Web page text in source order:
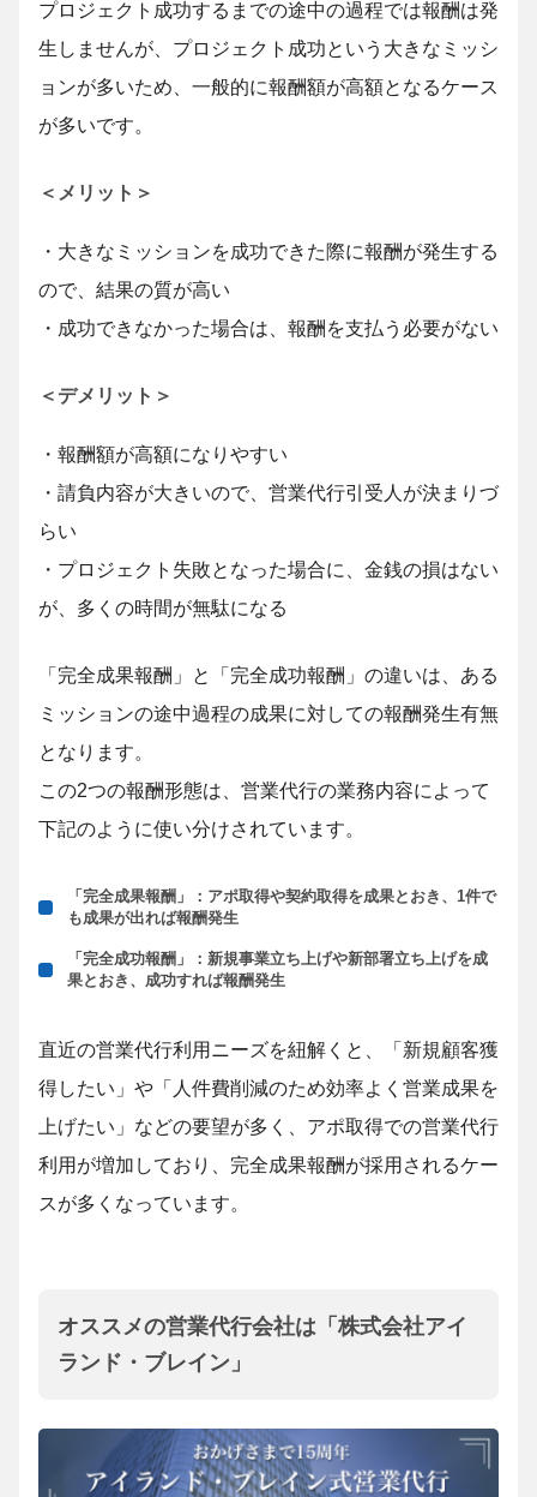
プロジェクト成功するまでの途中の過程では報酬は発
生しませんが、プロジェクト成功という大きなミッシ
ョンが多いため、一般的に報酬額が高額となるケース
が多いです。
＜メリット＞
・大きなミッションを成功できた際に報酬が発生する
ので、結果の質が高い
・成功できなかった場合は、報酬を支払う必要がない
＜デメリット＞
・報酬額が高額になりやすい
・請負内容が大きいので、営業代行引受人が決まりづ
らい
・プロジェクト失敗となった場合に、金銭の損はない
が、多くの時間が無駄になる
「完全成果報酬」と「完全成功報酬」の違いは、ある
ミッションの途中過程の成果に対しての報酬発生有無
となります。
この2つの報酬形態は、営業代行の業務内容によって
下記のように使い分けされています。
「完全成果報酬」：アポ取得や契約取得を成果とおき、1件で
も成果が出れば報酬発生
「完全成功報酬」：新規事業立ち上げや新部署立ち上げを成
果とおき、成功すれば報酬発生
直近の営業代行利用ニーズを紐解くと、「新規顧客獲
得したい」や「人件費削減のため効率よく営業成果を
上げたい」などの要望が多く、アポ取得での営業代行
利用が増加しており、完全成果報酬が採用されるケー
スが多くなっています。
オススメの営業代行会社は「株式会社アイ
ランド・ブレイン」